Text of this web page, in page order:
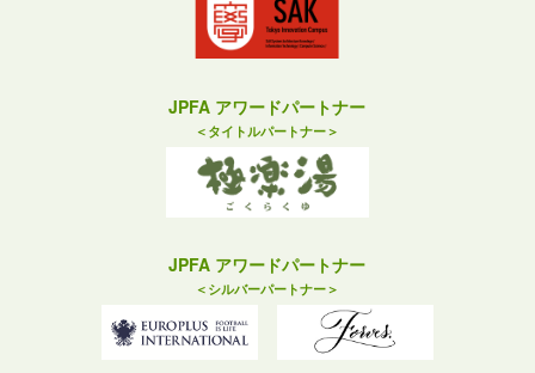
JPFA アワードパートナー
＜タイトルパートナー＞
JPFA アワードパートナー
＜シルバーパートナー＞